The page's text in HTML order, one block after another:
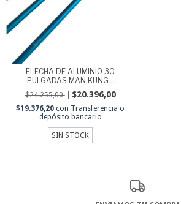
FLECHA DE ALUMINIO 30
PULGADAS MAN KUNG...
$24.255,00 $20.396,00
$19.376,20 con Transferencia o
depósito bancario
SIN STOCK